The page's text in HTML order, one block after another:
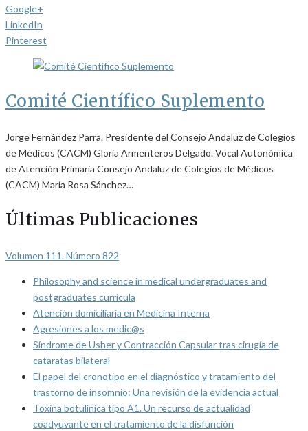
Google+
LinkedIn
Pinterest
Comité Científico Suplemento
Jorge Fernández Parra. Presidente del Consejo Andaluz de Colegios
de Médicos (CACM) Gloria Armenteros Delgado. Vocal Autonómica
de Atención Primaria Consejo Andaluz de Colegios de Médicos
(CACM) María Rosa Sánchez…
Últimas Publicaciones
Volumen 111. Número 822
Philosophy and science in medical undergraduates and
postgraduates curricula
Atención domiciliaria en Medicina Interna
Agresiones a los medic@s
Síndrome de Usher y Contracción Capsular tras cirugía de
cataratas bilateral
El papel del cronotipo en el diagnóstico y tratamiento del
trastorno de insomnio: Una revisión de la evidencia actual
Toxina botulínica tipo A1. Un recurso de actualidad
coadyuvante en el tratamiento de la disfunción